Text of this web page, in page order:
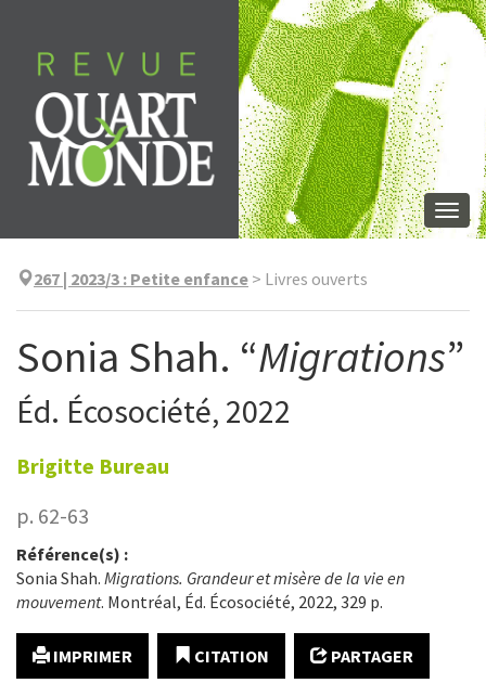
contenu
267 | 2023/3 : Petite enfance > Livres ouverts
Sonia Shah. “Migrations”
Éd. Écosociété, 2022
Brigitte Bureau
p. 62-63
Référence(s) :
Sonia Shah. Migrations. Grandeur et misère de la vie en
mouvement. Montréal, Éd. Écosociété, 2022, 329 p.
IMPRIMER CITATION PARTAGER